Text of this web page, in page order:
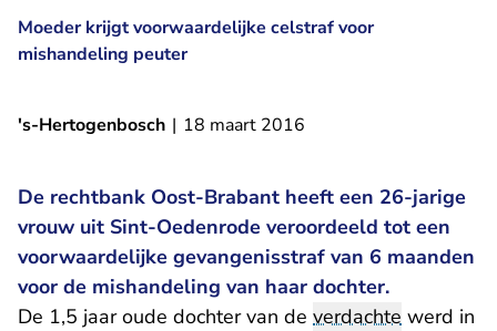
Moeder krijgt voorwaardelijke celstraf voor
mishandeling peuter
's-Hertogenbosch | 18 maart 2016
De rechtbank Oost-Brabant heeft een 26-jarige
vrouw uit Sint-Oedenrode veroordeeld tot een
voorwaardelijke gevangenisstraf van 6 maanden
voor de mishandeling van haar dochter.
De 1,5 jaar oude dochter van de verdachte werd in